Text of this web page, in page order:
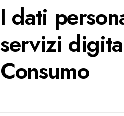
I dati
servizi
Consumo